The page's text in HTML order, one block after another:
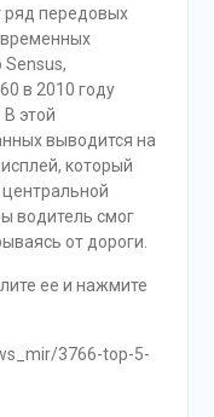
ряд передовых
Sensus,
в 2010 году
этой
выводится на
который
водитель смог
от дороги.
ее и нажмите
3766-top-5-